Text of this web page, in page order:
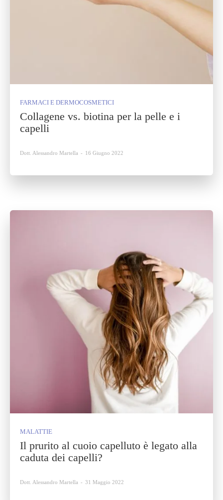
FARMACI E DERMOCOSMETICI
Collagene vs. biotina per la pelle e i
capelli
Dott. Alessandro Martella - 16 Giugno 2022
MALATTIE
Il prurito al cuoio capelluto è legato alla
caduta dei capelli?
Dott. Alessandro Martella - 31 Maggio 2022